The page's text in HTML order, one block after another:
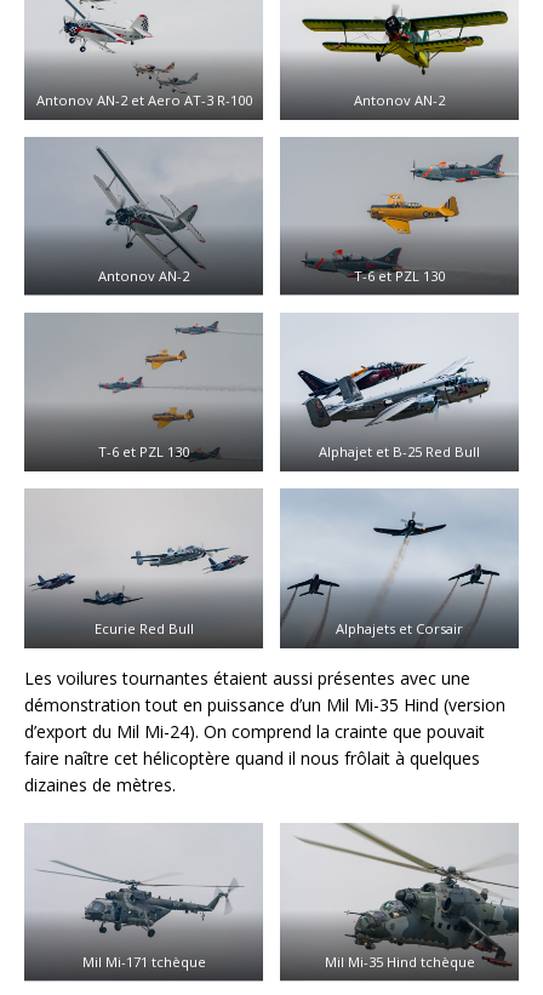
Antonov AN-2 et Aero AT-3 R-100 Antonov AN-2
Antonov AN-2 T-6 et PZL 130
T-6 et PZL 130 Alphajet et B-25 Red Bull
Ecurie Red Bull Alphajets et Corsair
Les voilures tournantes étaient aussi présentes avec une
démonstration tout en puissance d’un Mil Mi-35 Hind (version
d’export du Mil Mi-24). On comprend la crainte que pouvait
faire naître cet hélicoptère quand il nous frôlait à quelques
dizaines de mètres.
Mil Mi-171 tchèque Mil Mi-35 Hind tchèque